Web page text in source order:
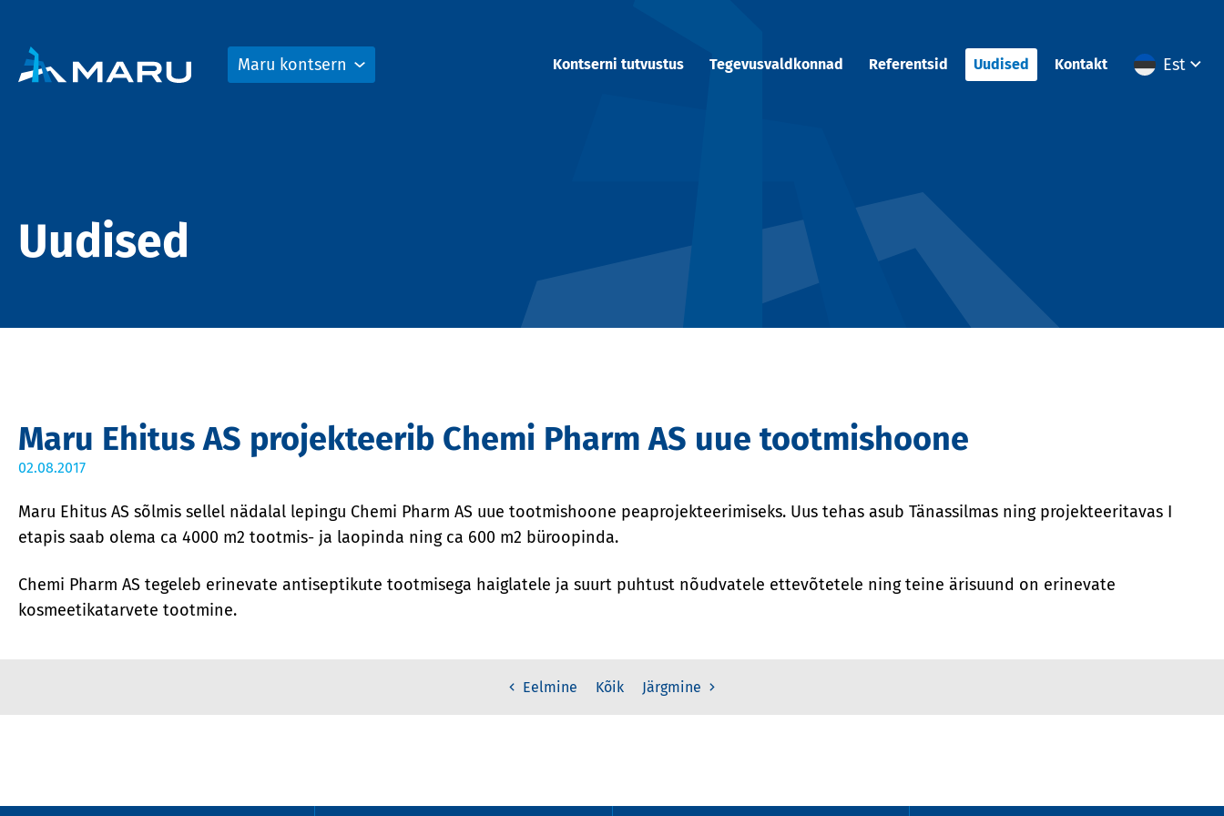
Maru kontsern Kontserni tutvustus Tegevusvaldkonnad Referentsid Uudised Kontakt Est
Uudised
Maru Ehitus AS projekteerib Chemi Pharm AS uue tootmishoone
02.08.2017
Maru Ehitus AS sõlmis sellel nädalal lepingu Chemi Pharm AS uue tootmishoone peaprojekteerimiseks. Uus tehas asub Tänassilmas ning projekteeritavas I
etapis saab olema ca 4000 m2 tootmis- ja laopinda ning ca 600 m2 büroopinda.
Chemi Pharm AS tegeleb erinevate antiseptikute tootmisega haiglatele ja suurt puhtust nõudvatele ettevõtetele ning teine ärisuund on erinevate
kosmeetikatarvete tootmine.
Eelmine Kõik Järgmine